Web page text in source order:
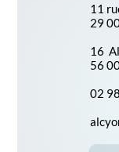
11
29
16
56
02